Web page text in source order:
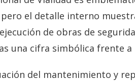
el detalle interno
de obras de
una cifra simbólica frente a
del mantenimiento y